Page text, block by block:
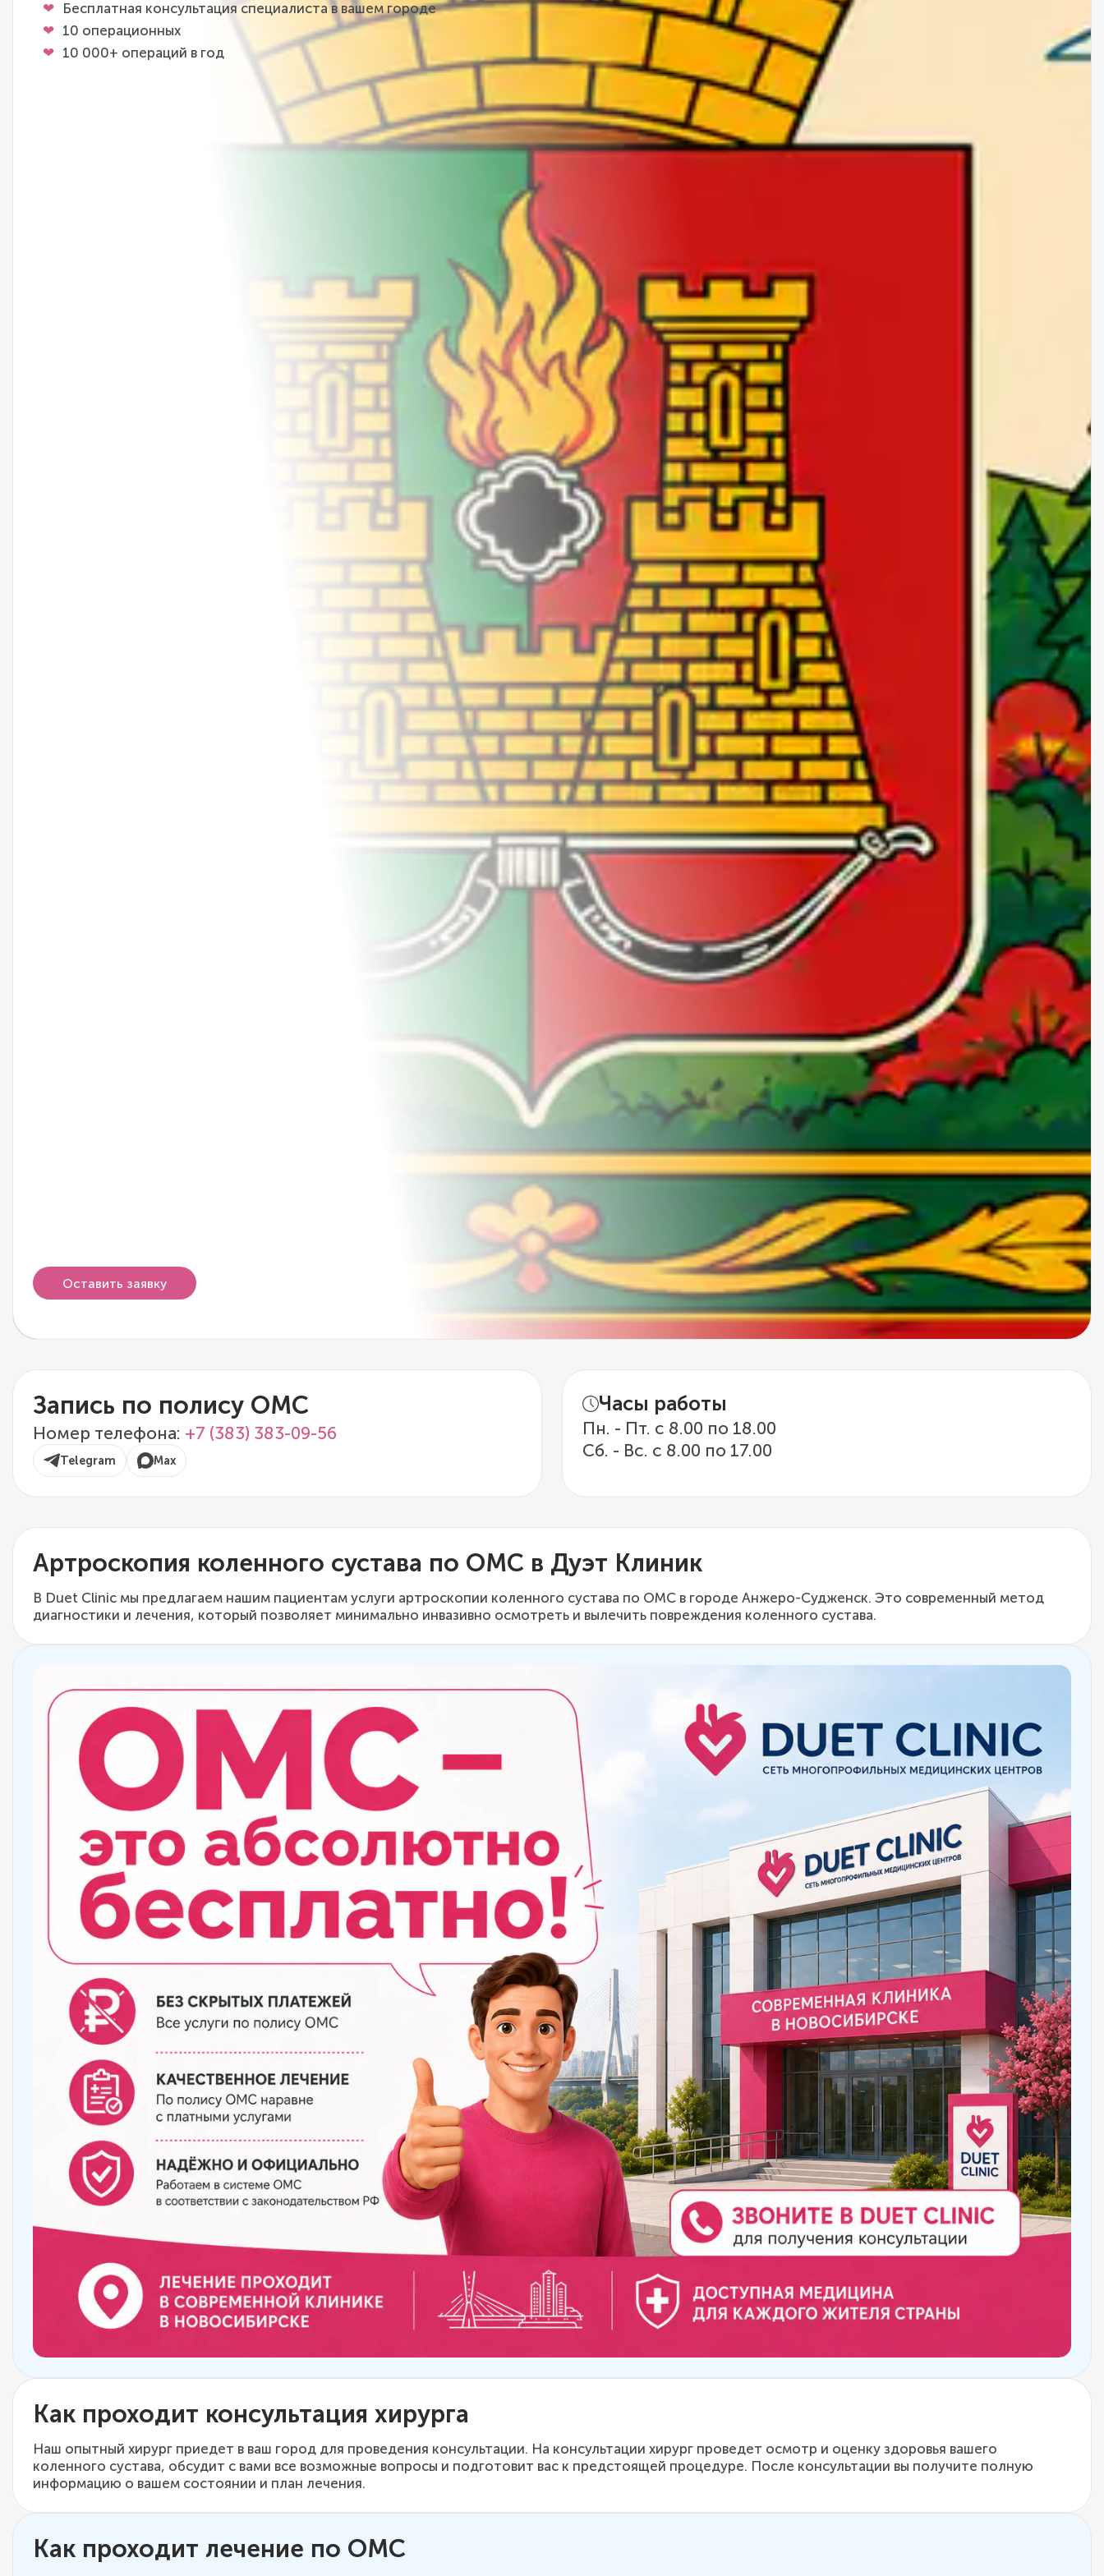
Бесплатная консультация специалиста в вашем городе
10 операционных
10 000+ операций в год
Оставить заявку
Запись по полису ОМС
Номер телефона: +7 (383) 383-09-56
Telegram Max
Часы работы
Пн. - Пт. с 8.00 по 18.00
Сб. - Вс. с 8.00 по 17.00
Артроскопия коленного сустава по ОМС в Дуэт Клиник
В Duet Clinic мы предлагаем нашим пациентам услуги артроскопии коленного сустава по ОМС в городе Анжеро-Судженск. Это современный метод
диагностики и лечения, который позволяет минимально инвазивно осмотреть и вылечить повреждения коленного сустава.
Как проходит консультация хирурга
Наш опытный хирург приедет в ваш город для проведения консультации. На консультации хирург проведет осмотр и оценку здоровья вашего
коленного сустава, обсудит с вами все возможные вопросы и подготовит вас к предстоящей процедуре. После консультации вы получите полную
информацию о вашем состоянии и план лечения.
Как проходит лечение по ОМС